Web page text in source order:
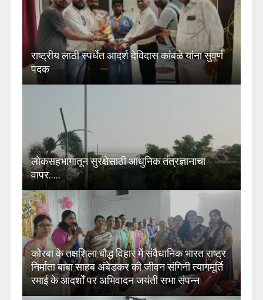
राष्ट्रीय लाठी स्पर्धेत आदर्श देविदास कांबळे यांना सुवर्ण
पदक
लोकसहभागातून सुरक्षेसाठी आधुनिक तंत्रज्ञानाचा
वापर…..
कोरबा के तक्षशिला बौद्ध विहार में संवैधानिक भारत राष्ट्र
निर्माता बाबा साहब अंबेडकर की जीवन संगिनी त्यागमूर्ति
रमाई के आदर्शों पर अभिवादन जयंती सभा संपन्न